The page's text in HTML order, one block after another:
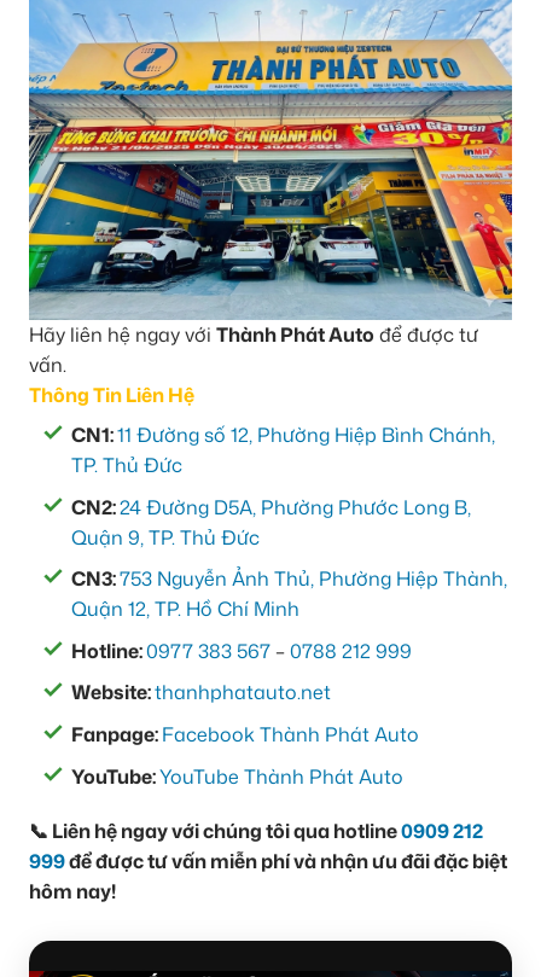
Hãy liên hệ ngay với Thành Phát Auto để được tư
vấn.
Thông Tin Liên Hệ
CN1:11 Đường số 12, Phường Hiệp Bình Chánh,
TP. Thủ Đức
CN2:24 Đường D5A, Phường Phước Long B,
Quận 9, TP. Thủ Đức
CN3:753 Nguyễn Ảnh Thủ, Phường Hiệp Thành,
Quận 12, TP. Hồ Chí Minh
Hotline:0977 383 567 –0788 212 999
Website:thanhphatauto.net
Fanpage:Facebook Thành Phát Auto
YouTube:YouTube Thành Phát Auto
📞 Liên hệ ngay với chúng tôi qua hotline0909 212
999để được tư vấn miễn phí và nhận ưu đãi đặc biệt
hôm nay!